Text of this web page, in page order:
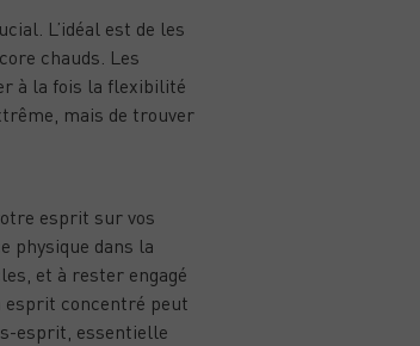
L’idéal est de les
chauds. Les
à la fois la flexibilité
mais de trouver
esprit sur vos
physique dans la
et à rester engagé
esprit concentré peut
esprit, essentielle